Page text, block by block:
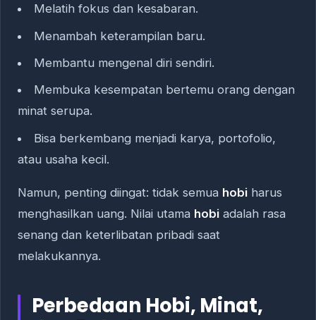
Melatih fokus dan kesabaran.
Menambah keterampilan baru.
Membantu mengenal diri sendiri.
Membuka kesempatan bertemu orang dengan
minat serupa.
Bisa berkembang menjadi karya, portofolio,
atau usaha kecil.
Namun, penting diingat: tidak semua hobi harus
menghasilkan uang. Nilai utama hobi adalah rasa
senang dan keterlibatan pribadi saat
melakukannya.
Perbedaan Hobi, Minat,